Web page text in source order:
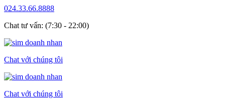
024.33.66.8888
Chat tư vấn: (7:30 - 22:00)
Chat với chúng tôi
Chat với chúng tôi